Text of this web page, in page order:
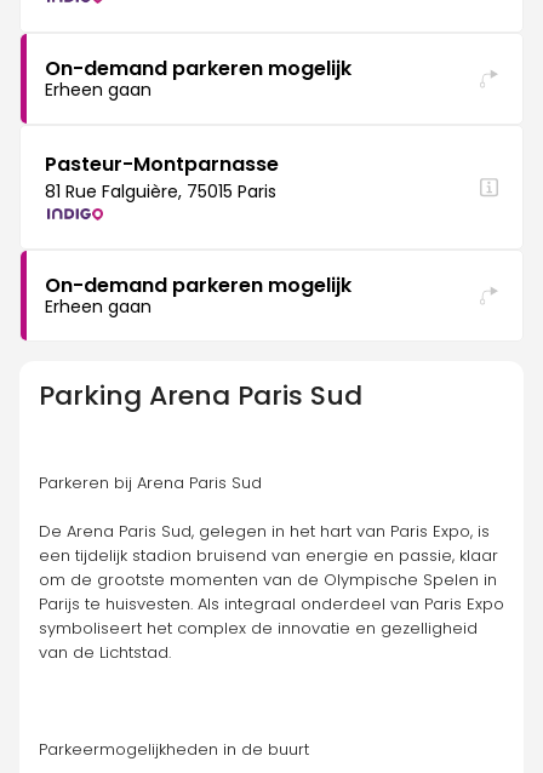
On-demand parkeren mogelijk
Erheen gaan
Pasteur-Montparnasse
81 Rue Falguière, 75015 Paris
On-demand parkeren mogelijk
Erheen gaan
Parking Arena Paris Sud
Parkeren bij Arena Paris Sud
De Arena Paris Sud, gelegen in het hart van Paris Expo, is
een tijdelijk stadion bruisend van energie en passie, klaar
om de grootste momenten van de Olympische Spelen in
Parijs te huisvesten. Als integraal onderdeel van Paris Expo
symboliseert het complex de innovatie en gezelligheid
van de Lichtstad.
Parkeermogelijkheden in de buurt